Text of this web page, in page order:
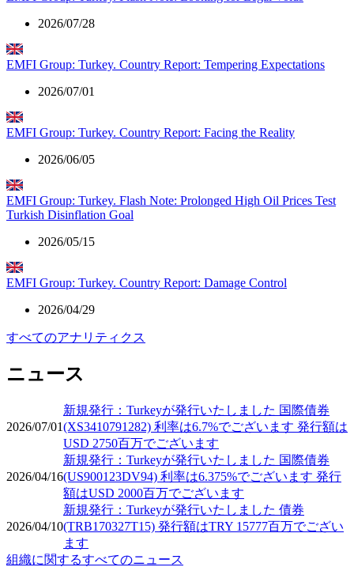
2026/07/28
EMFI Group: Turkey. Country Report: Tempering Expectations
2026/07/01
EMFI Group: Turkey. Country Report: Facing the Reality
2026/06/05
EMFI Group: Turkey. Flash Note: Prolonged High Oil Prices Test
Turkish Disinflation Goal
2026/05/15
EMFI Group: Turkey. Country Report: Damage Control
2026/04/29
すべてのアナリティクス
ニュース
2026/07/01
新規発行：Turkeyが発行いたしました 国際債券
(XS3410791282) 利率は6.7%でございます 発行額は
USD 2750百万でございます
2026/04/16
新規発行：Turkeyが発行いたしました 国際債券
(US900123DV94) 利率は6.375%でございます 発行
額はUSD 2000百万でございます
2026/04/10
新規発行：Turkeyが発行いたしました 債券
(TRB170327T15) 発行額はTRY 15777百万でござい
ます
組織に関するすべてのニュース